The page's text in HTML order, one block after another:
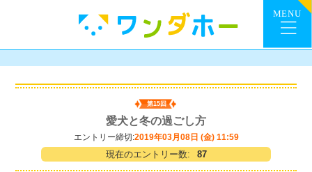
第15回
愛犬と冬の過ごし方
エントリー締切:2019年03月08日 (金) 11:59
現在のエントリー数: 87